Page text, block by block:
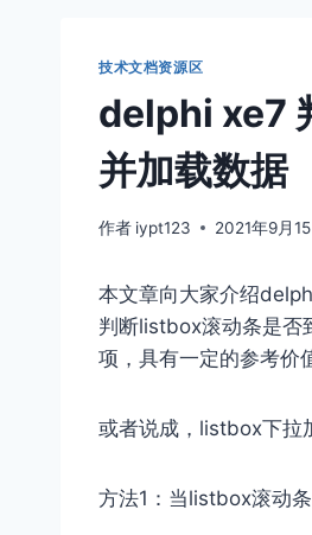
技术文档资源区
delphi xe7
并加载数据
作者 iypt123 2021年9月
本文章向大家介绍
判断listbox滚动条是否
项，具有一定的参考价
或者说成，listbox下拉
方法1：当listbox滚动